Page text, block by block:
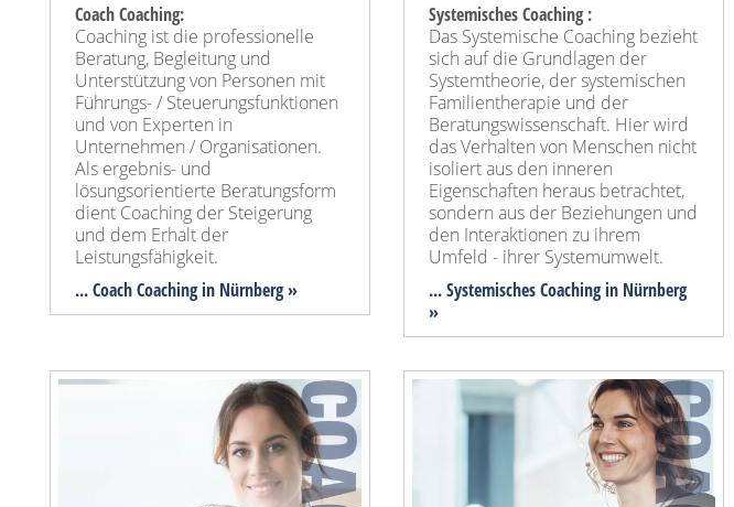
Coach Coaching:
Coaching ist die professionelle
Beratung, Begleitung und
Unterstützung von Personen mit
Führungs- / Steuerungsfunktionen
und von Experten in
Unternehmen / Organisationen.
Als ergebnis- und
lösungsorientierte Beratungsform
dient Coaching der Steigerung
und dem Erhalt der
Leistungsfähigkeit.
... Coach Coaching in Nürnberg »
Systemisches Coaching :
Das Systemische Coaching bezieht
sich auf die Grundlagen der
Systemtheorie, der systemischen
Familientherapie und der
Beratungswissenschaft. Hier wird
das Verhalten von Menschen nicht
isoliert aus den inneren
Eigenschaften heraus betrachtet,
sondern aus der Beziehungen und
den Interaktionen zu ihrem
Umfeld - ihrer Systemumwelt.
... Systemisches Coaching in Nürnberg
»